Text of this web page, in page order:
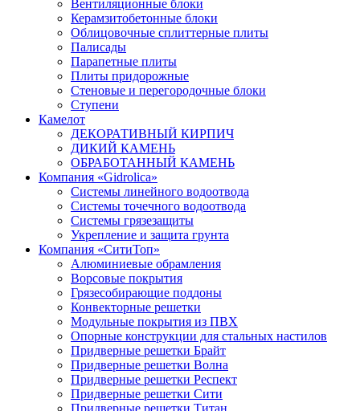
Вентиляционные блоки
Керамзитобетонные блоки
Облицовочные сплиттерные плиты
Палисады
Парапетные плиты
Плиты придорожные
Стеновые и перегородочные блоки
Ступени
Камелот
ДЕКОРАТИВНЫЙ КИРПИЧ
ДИКИЙ КАМЕНЬ
ОБРАБОТАННЫЙ КАМЕНЬ
Компания «Gidrolica»
Системы линейного водоотвода
Системы точечного водоотвода
Системы грязезащиты
Укрепление и защита грунта
Компания «СитиТоп»
Алюминиевые обрамления
Ворсовые покрытия
Грязесобирающие поддоны
Конвекторные решетки
Модульные покрытия из ПВХ
Опорные конструкции для стальных настилов
Придверные решетки Брайт
Придверные решетки Волна
Придверные решетки Респект
Придверные решетки Сити
Придверные решетки Титан